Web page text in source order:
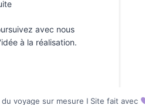
avec nous
à la réalisation.
voyage sur mesure I Site fait avec